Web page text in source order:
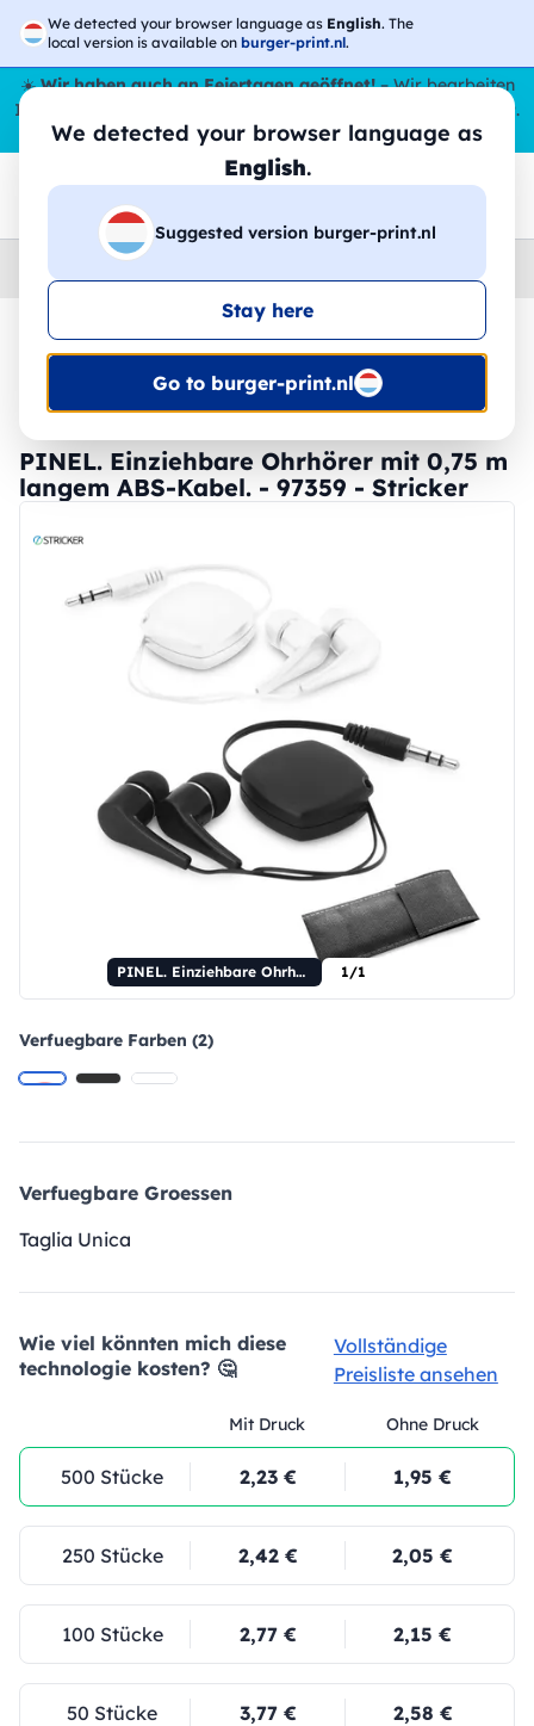
We detected your browser language as English. The
local version is available on burger-print.nl.
We detected your browser language as
English.
Suggested version burger-print.nl
Stay here
Go to burger-print.nl
☀️Wir haben auch an Feiertagen geöffnet!– Wir bearbeiten
Ihre Bestellungen den ganzen Sommer über,
sogar im August.
😎🌴
Home
🔥 -30 % DTF-Druck
PINEL. Einziehbare Ohrhörer mit 0,75 m
langem ABS-Kabel. - 97359 - Stricker
PINEL. Einziehbare Ohrhörer mit 0,75 m langem ABS-Kabel. 1/1
Verfuegbare Farben (2)
Verfuegbare Groessen
Taglia Unica
Wie viel könnten mich diese
technologie kosten? 🤔
Vollständige
Preisliste ansehen
Mit Druck Ohne Druck
500 Stücke 2,23 € 1,95 €
250 Stücke 2,42 € 2,05 €
100 Stücke 2,77 € 2,15 €
50 Stücke 3,77 € 2,58 €